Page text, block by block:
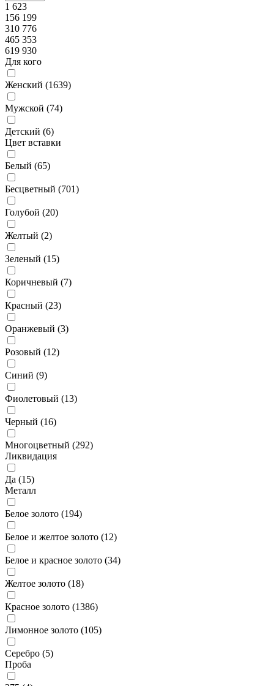
1 623
156 199
310 776
465 353
619 930
Для кого
Женский (1639)
Мужской (74)
Детский (6)
Цвет вставки
Белый (65)
Бесцветный (701)
Голубой (20)
Желтый (2)
Зеленый (15)
Коричневый (7)
Красный (23)
Оранжевый (3)
Розовый (12)
Синий (9)
Фиолетовый (13)
Черный (16)
Многоцветный (292)
Ликвидация
Да (15)
Металл
Белое золото (194)
Белое и желтое золото (12)
Белое и красное золото (34)
Желтое золото (18)
Красное золото (1386)
Лимонное золото (105)
Серебро (5)
Проба